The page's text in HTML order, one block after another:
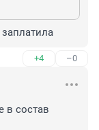
+4 –0
в состав